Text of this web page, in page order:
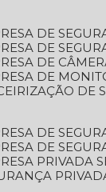
DE
DE
DE
DE
DE
DE
DE
PRIVADA